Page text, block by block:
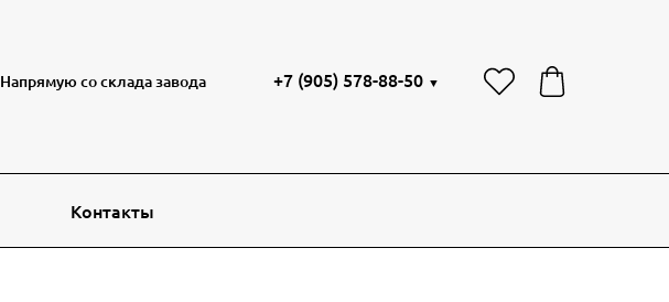
Напрямую со склада завода +7 (905) 578-88-50 ▼
Контакты